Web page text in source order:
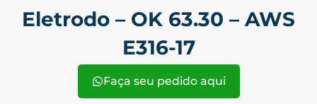
Eletrodo – OK 63.30 – AWS
E316-17
Faça seu pedido aqui